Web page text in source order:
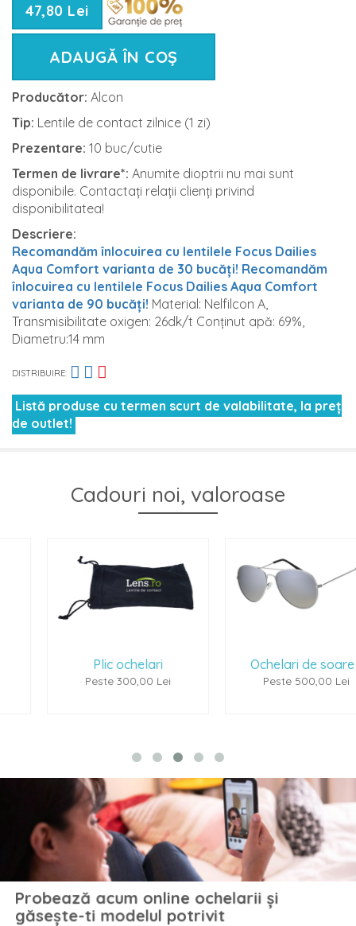
47,80 Lei
ADAUGĂ ÎN COȘ
Producător: Alcon
Tip: Lentile de contact zilnice (1 zi)
Prezentare: 10 buc/cutie
Termen de livrare*: Anumite dioptrii nu mai sunt
disponibile. Contactați relații clienți privind
disponibilitatea!
Descriere:
Recomandăm înlocuirea cu lentilele Focus Dailies
Aqua Comfort varianta de 30 bucăți! Recomandăm
înlocuirea cu lentilele Focus Dailies Aqua Comfort
varianta de 90 bucăți! Material: Nelfilcon A,
Transmisibilitate oxigen: 26dk/t Conținut apă: 69%,
Diametru:14 mm
DISTRIBUIRE:
Listă produse cu termen scurt de valabilitate, la preț
de outlet!
Cadouri noi, valoroase
Plic ochelari
Peste 300,00 Lei
Ochelari de soare 1
Peste 500,00 Lei
Probează acum online ochelarii și
găsește-ti modelul potrivit